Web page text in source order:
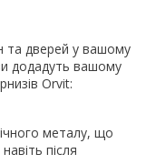
та дверей у вашому
додадуть вашому
Orvit:
металу, що
після